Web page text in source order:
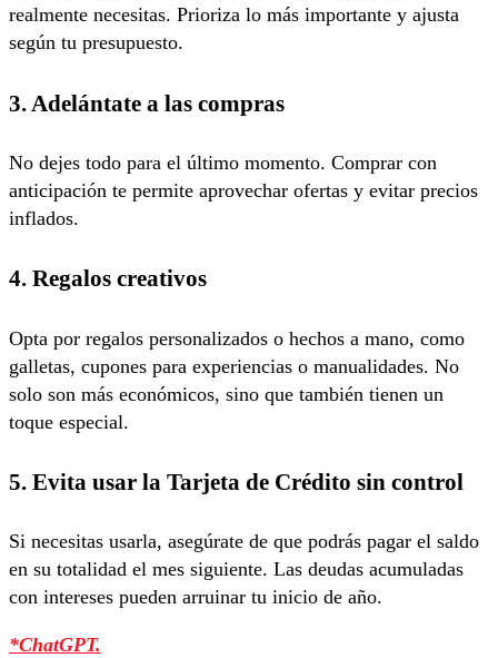
realmente necesitas. Prioriza lo más importante y ajusta
según tu presupuesto.
3. Adelántate a las compras
No dejes todo para el último momento. Comprar con
anticipación te permite aprovechar ofertas y evitar precios
inflados.
4. Regalos creativos
Opta por regalos personalizados o hechos a mano, como
galletas, cupones para experiencias o manualidades. No
solo son más económicos, sino que también tienen un
toque especial.
5. Evita usar la Tarjeta de Crédito sin control
Si necesitas usarla, asegúrate de que podrás pagar el saldo
en su totalidad el mes siguiente. Las deudas acumuladas
con intereses pueden arruinar tu inicio de año.
*ChatGPT.